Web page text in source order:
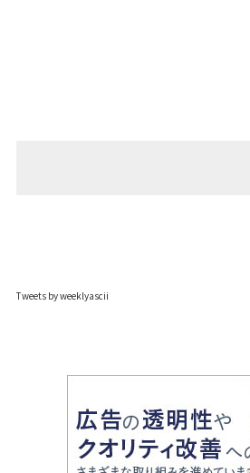
Tweets by weeklyascii